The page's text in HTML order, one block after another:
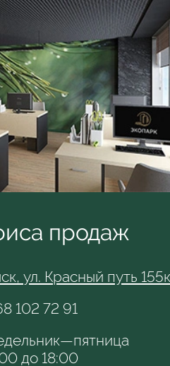
продаж
ул. Красный путь
102 72 91
до 18:00